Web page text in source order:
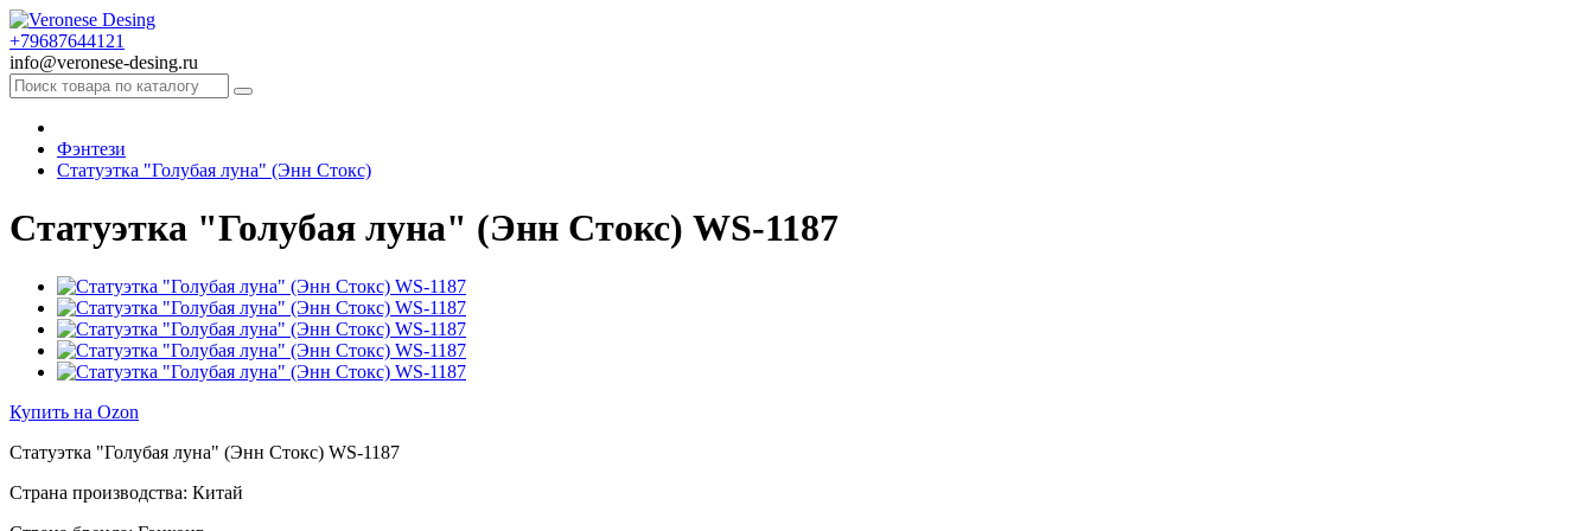
+79687644121
info@veronese-desing.ru
Фэнтези
Статуэтка "Голубая луна" (Энн Стокс)
Статуэтка "Голубая луна" (Энн Стокс) WS-1187
Купить на Ozon
Статуэтка "Голубая луна" (Энн Стокс) WS-1187
Страна производства: Китай